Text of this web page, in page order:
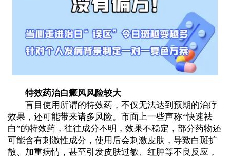
特效药治白癜风风险较大
盲目使用所谓的特效药，不仅无法达到预期的治疗
效果，还可能带来诸多风险。市面上一些声称“快速祛
白”的特效药，往往成分不明，效果不稳定，部分药物还
可能含有刺激性成分，使用后会刺激皮肤，导致白斑扩
散、加重病情，甚至引发皮肤过敏、红肿等不良反应，